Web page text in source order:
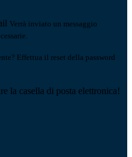
Verrà inviato un messaggio
Effettua il reset della password
la casella di posta elettronica!